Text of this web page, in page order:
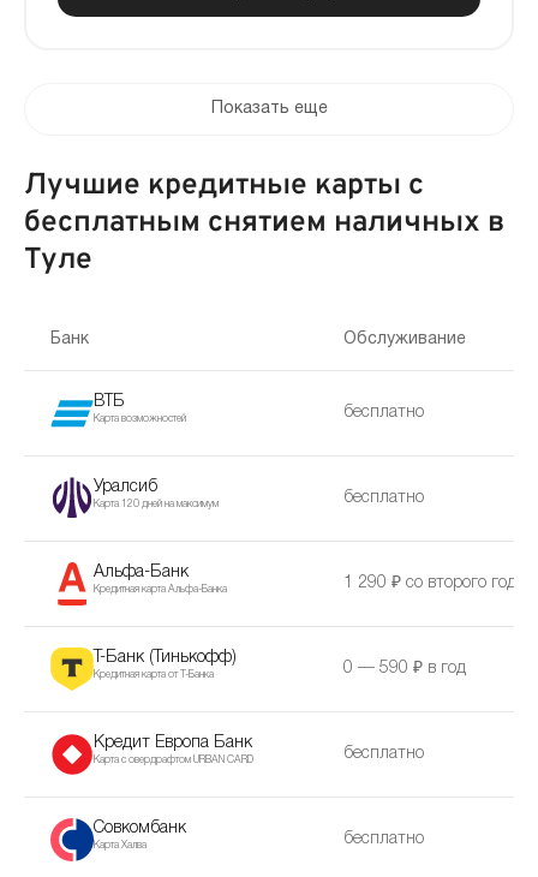
Показать еще
Лучшие кредитные карты с
бесплатным снятием наличных в
Туле
Банк Обслуживание
ВТБ
Карта возможностей бесплатно
Уралсиб
Карта 120 дней на максимум бесплатно
Альфа-Банк
Кредитная карта Альфа-Банка 1 290 ₽ со второго года
Т-Банк (Тинькофф)
Кредитная карта от Т-Банка 0 — 590 ₽ в год
Кредит Европа Банк
Карта с овердрафтом URBAN CARD бесплатно
Совкомбанк
Карта Халва бесплатно